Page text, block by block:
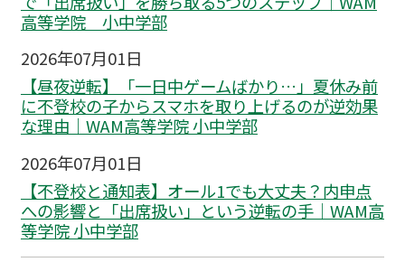
高等学院 小中学部
2026年07月01日
【昼夜逆転】「一日中ゲームばかり…」夏休み前
に不登校の子からスマホを取り上げるのが逆効果
な理由｜WAM高等学院 小中学部
2026年07月01日
【不登校と通知表】オール1でも大丈夫？内申点
への影響と「出席扱い」という逆転の手｜WAM高
等学院 小中学部